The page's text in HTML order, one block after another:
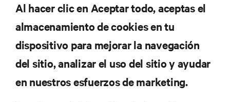
y perspectivas de expertos sobre gestión de
centros de datos y gestión de infraestructuras.
REGÍSTRATE AHORA
RECURSOS
Al hacer clic en Aceptar todo, aceptas el
almacenamiento de cookies en tu
dispositivo para mejorar la navegación
del sitio, analizar el uso del sitio y ayudar
en nuestros esfuerzos de marketing.